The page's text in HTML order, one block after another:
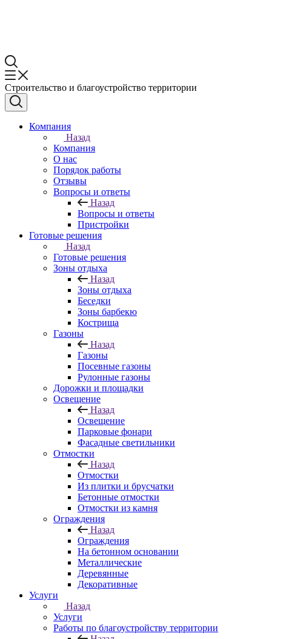
Строительство и благоустройство территории
Компания
Назад
Компания
О нас
Порядок работы
Отзывы
Вопросы и ответы
Назад
Вопросы и ответы
Пристройки
Готовые решения
Назад
Готовые решения
Зоны отдыха
Назад
Зоны отдыха
Беседки
Зоны барбекю
Кострища
Газоны
Назад
Газоны
Посевные газоны
Рулонные газоны
Дорожки и площадки
Освещение
Назад
Освещение
Парковые фонари
Фасадные светильники
Отмостки
Назад
Отмостки
Из плитки и брусчатки
Бетонные отмостки
Отмостки из камня
Ограждения
Назад
Ограждения
На бетонном основании
Металлические
Деревянные
Декоративные
Услуги
Назад
Услуги
Работы по благоустройству территории